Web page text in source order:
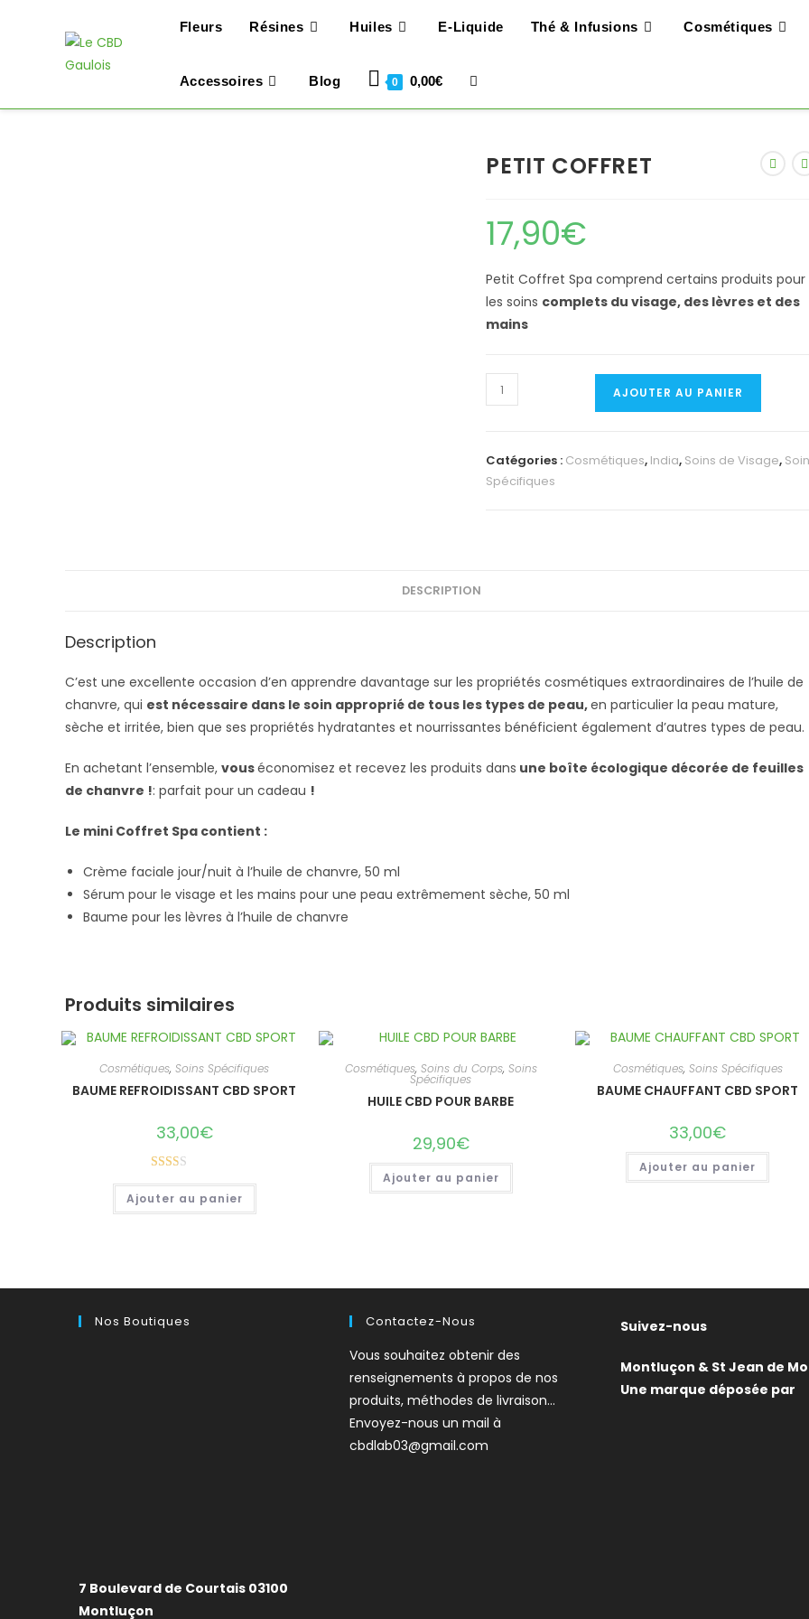
Fleurs Résines Huiles E-Liquide Thé & Infusions Cosmétiques
Accessoires Blog 0 0,00€ Toggle
PETIT COFFRET
17,90€
Petit Coffret Spa comprend certains produits pour
les soins complets du visage, des lèvres et des
mains
quantité
de
COFFRET
AJOUTER AU PANIER
Catégories : Cosmétiques, India, Soins de Visage,
Spécifiques
DESCRIPTION
Description
C’est une excellente occasion d’en apprendre davantage sur les propriétés cosmétiques extraordinaires de l’huile de
chanvre, qui est nécessaire dans le soin approprié de tous les types de peau,en particulier la peau mature,
sèche et irritée, bien que ses propriétés hydratantes et nourrissantes bénéficient également d’autres types de peau.
En achetant l’ensemble, vouséconomisez et recevez les produits dans une boîte écologique décorée de feuilles
de chanvre !: parfait pour un cadeau !
Le mini Coffret Spa contient :
Crème faciale jour/nuit à l’huile de chanvre, 50 ml
Sérum pour le visage et les mains pour une peau extrêmement sèche, 50 ml
Baume pour les lèvres à l’huile de chanvre
Produits similaires
Cosmétiques,Soins Spécifiques
BAUME REFROIDISSANT CBD SPORT
33,00€
Note
2.00
Ajouter au panier
Cosmétiques, Soins du Corps, Soins
Spécifiques
HUILE CBD POUR BARBE
29,90€
Ajouter au panier
Cosmétiques, Soins Spécifiques
BAUME CHAUFFANT CBD SPORT
33,00€
Ajouter au panier
Nos Boutiques
7 Boulevard de Courtais 03100
Montluçon
Contactez-Nous
Vous souhaitez obtenir des
renseignements à propos de nos
produits, méthodes de livraison…
Envoyez-nous un mail à
cbdlab03@gmail.com
Suivez-nous
Montluçon & St Jean de
Une marque déposée par